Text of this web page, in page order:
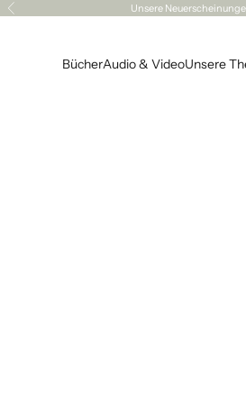
Zurück Unsere
BücherAudio & VideoUnsere